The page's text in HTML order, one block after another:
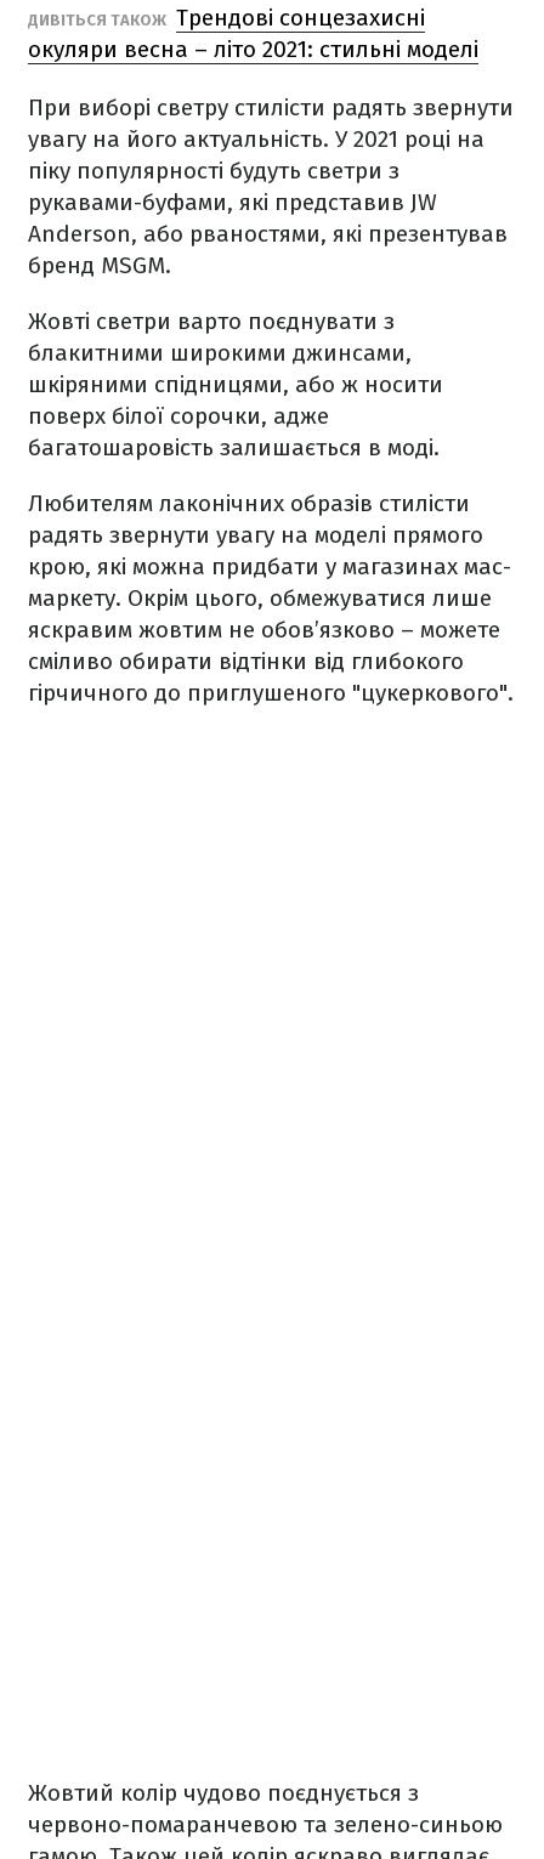
ДИВІТЬСЯ ТАКОЖ Трендові сонцезахисні
окуляри весна – літо 2021: стильні моделі
При виборі светру стилісти радять звернути
увагу на його актуальність. У 2021 році на
піку популярності будуть светри з
рукавами-буфами, які представив JW
Anderson, або рваностями, які презентував
бренд MSGM.
Жовті светри варто поєднувати з
блакитними широкими джинсами,
шкіряними спідницями, або ж носити
поверх білої сорочки, адже
багатошаровість залишається в моді.
Любителям лаконічних образів стилісти
радять звернути увагу на моделі прямого
крою, які можна придбати у магазинах мас-
маркету. Окрім цього, обмежуватися лише
яскравим жовтим не обов’язково – можете
сміливо обирати відтінки від глибокого
гірчичного до приглушеного "цукеркового".
Жовтий колір чудово поєднується з
червоно-помаранчевою та зелено-синьою